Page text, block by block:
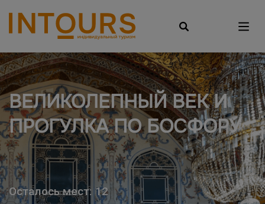
ВЕЛИКОЛЕПНЫЙ ВЕК И
ПРОГУЛКА ПО БОСФОРУ
Осталось мест: 12